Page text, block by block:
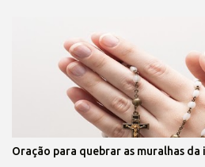
Oração para quebrar as muralhas da